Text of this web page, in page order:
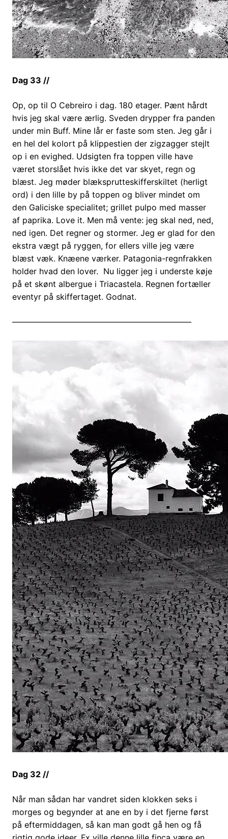
Dag 33 //
Op, op til O Cebreiro i dag. 180 etager. Pænt hårdt
hvis jeg skal være ærlig. Sveden drypper fra panden
under min Buff. Mine lår er faste som sten. Jeg går i
en hel del kolort på klippestien der zigzagger stejlt
op i en evighed. Udsigten fra toppen ville have
været storslået hvis ikke det var skyet, regn og
blæst. Jeg møder blæksprutteskifferskiltet (herligt
ord) i den lille by på toppen og bliver mindet om
den Galiciske specialitet; grillet pulpo med masser
af paprika. Love it. Men må vente: jeg skal ned, ned,
ned igen. Det regner og stormer. Jeg er glad for den
ekstra vægt på ryggen, for ellers ville jeg være
blæst væk. Knæene værker. Patagonia-regnfrakken
holder hvad den lover. Nu ligger jeg i underste køje
på et skønt albergue i Triacastela. Regnen fortæller
eventyr på skiffertaget. Godnat.
——————————————————————
Dag 32 //
Når man sådan har vandret siden klokken seks i
morges og begynder at ane en by i det fjerne først
på eftermiddagen, så kan man godt gå hen og få